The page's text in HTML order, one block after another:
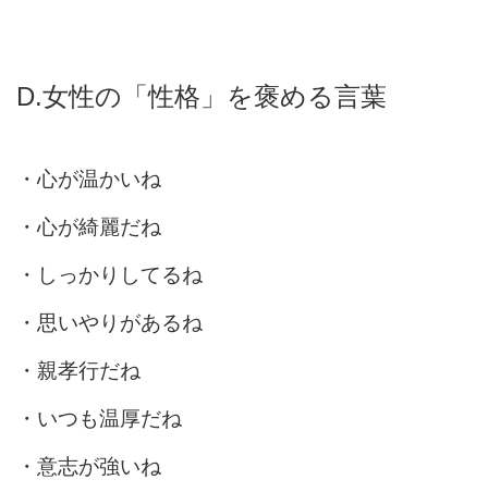
D.女性の「性格」を褒める言葉
・心が温かいね
・心が綺麗だね
・しっかりしてるね
・思いやりがあるね
・親孝行だね
・いつも温厚だね
・意志が強いね